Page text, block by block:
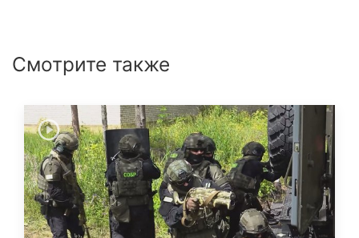
Смотрите также